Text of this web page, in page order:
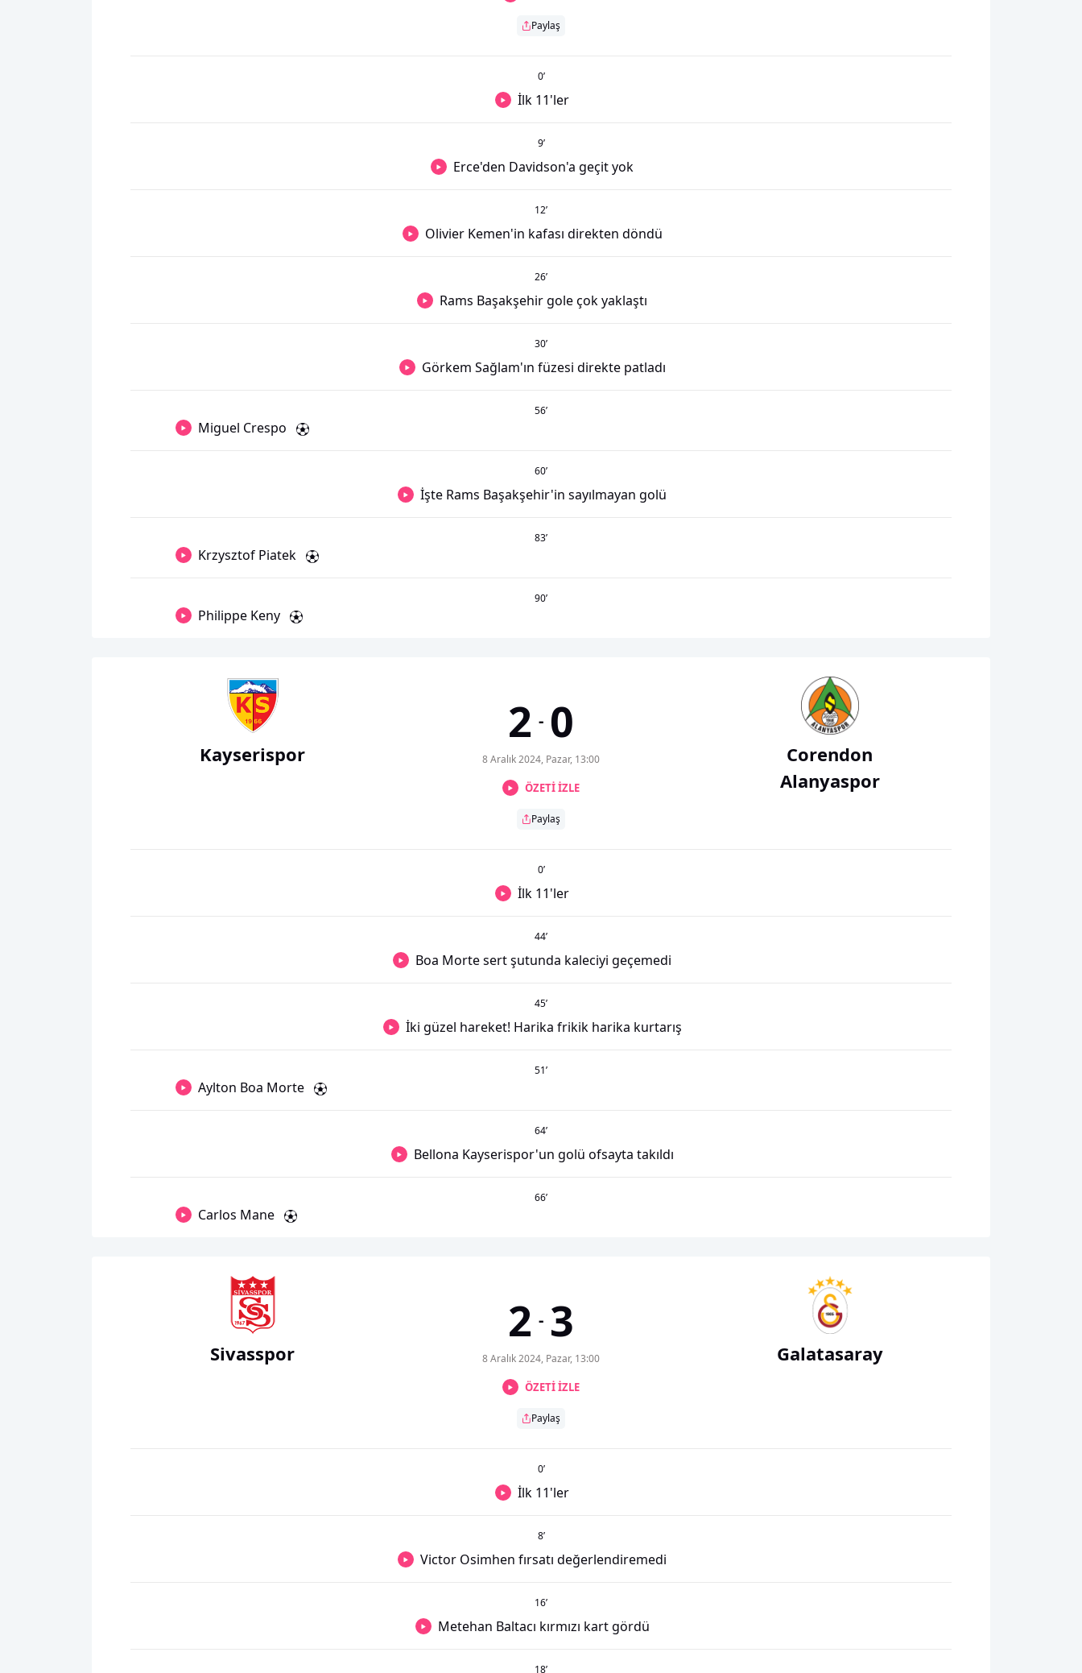
Paylaş
0’
İlk 11'ler
9’
Erce'den Davidson'a geçit yok
12’
Olivier Kemen'in kafası direkten döndü
26’
Rams Başakşehir gole çok yaklaştı
30’
Görkem Sağlam'ın füzesi direkte patladı
56’
Miguel Crespo
60’
İşte Rams Başakşehir'in sayılmayan golü
83’
Krzysztof Piatek
90’
Philippe Keny
Kayserispor
2 - 0
8 Aralık 2024, Pazar, 13:00
ÖZETİ İZLE
Paylaş
Corendon
Alanyaspor
0’
İlk 11'ler
44’
Boa Morte sert şutunda kaleciyi geçemedi
45’
İki güzel hareket! Harika frikik harika kurtarış
51’
Aylton Boa Morte
64’
Bellona Kayserispor'un golü ofsayta takıldı
66’
Carlos Mane
Sivasspor
2 - 3
8 Aralık 2024, Pazar, 13:00
ÖZETİ İZLE
Paylaş
Galatasaray
0’
İlk 11'ler
8’
Victor Osimhen fırsatı değerlendiremedi
16’
Metehan Baltacı kırmızı kart gördü
18’